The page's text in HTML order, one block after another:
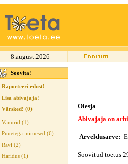
8.august.2026
Soovita!
Raporteeri edust!
Lisa abivajaja!
Värsked! (0)
Vanurid (1)
Puuetega inimesed (6)
Ravi (2)
Haridus (1)
Olesja
Abivajaja on
Arveldusarve:
Soovitud toetus